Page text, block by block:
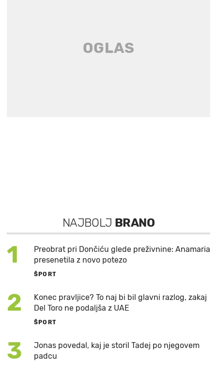
NAJBOLJ BRANO
1
Preobrat pri Dončiću glede preživnine: Anamaria
presenetila z novo potezo
ŠPORT
2
Konec pravljice? To naj bi bil glavni razlog, zakaj
Del Toro ne podaljša z UAE
ŠPORT
3
Jonas povedal, kaj je storil Tadej po njegovem
padcu